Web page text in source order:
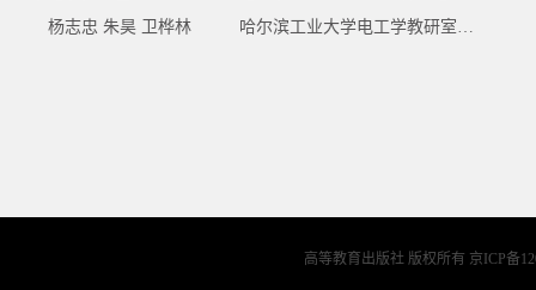
杨志忠 朱昊 卫桦林
哈尔滨工业大学电工学教研室编 原主编：秦曾煌 修订主编：姜三勇
高等教育出版社 版权所有 京ICP备